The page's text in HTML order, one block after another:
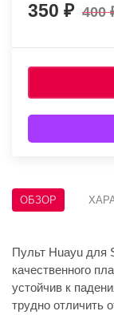
350 400
ОБЗОР
Пульт Huayu для
качественного
устойчив к
трудно отличить